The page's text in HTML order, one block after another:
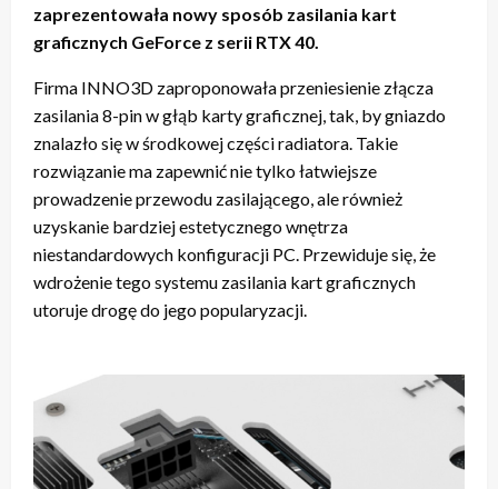
zaprezentowała nowy sposób zasilania kart
graficznych GeForce z serii RTX 40.
Firma INNO3D zaproponowała przeniesienie złącza
zasilania 8-pin w głąb karty graficznej, tak, by gniazdo
znalazło się w środkowej części radiatora. Takie
rozwiązanie ma zapewnić nie tylko łatwiejsze
prowadzenie przewodu zasilającego, ale również
uzyskanie bardziej estetycznego wnętrza
niestandardowych konfiguracji PC. Przewiduje się, że
wdrożenie tego systemu zasilania kart graficznych
utoruje drogę do jego popularyzacji.